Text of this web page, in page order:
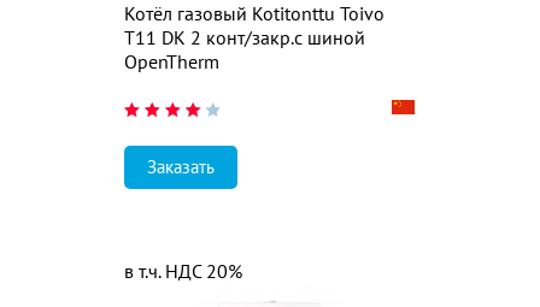
Котёл газовый Kotitonttu Toivo
T11 DK 2 конт/закр.с шиной
OpenTherm
Заказать
в т.ч. НДС 20%